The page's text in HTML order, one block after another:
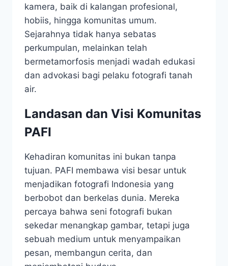
kamera, baik di kalangan profesional,
hobiis, hingga komunitas umum.
Sejarahnya tidak hanya sebatas
perkumpulan, melainkan telah
bermetamorfosis menjadi wadah edukasi
dan advokasi bagi pelaku fotografi tanah
air.
Landasan dan Visi Komunitas
PAFI
Kehadiran komunitas ini bukan tanpa
tujuan. PAFI membawa visi besar untuk
menjadikan fotografi Indonesia yang
berbobot dan berkelas dunia. Mereka
percaya bahwa seni fotografi bukan
sekedar menangkap gambar, tetapi juga
sebuah medium untuk menyampaikan
pesan, membangun cerita, dan